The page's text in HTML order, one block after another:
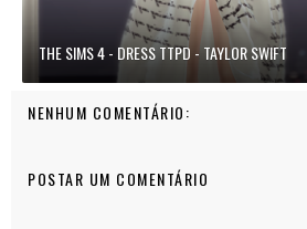
THE SIMS 4 - DRESS TTPD - TAYLOR SWIFT
NENHUM COMENTÁRIO:
POSTAR UM COMENTÁRIO